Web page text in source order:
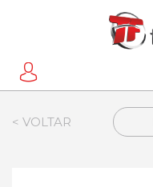
< VOLTAR